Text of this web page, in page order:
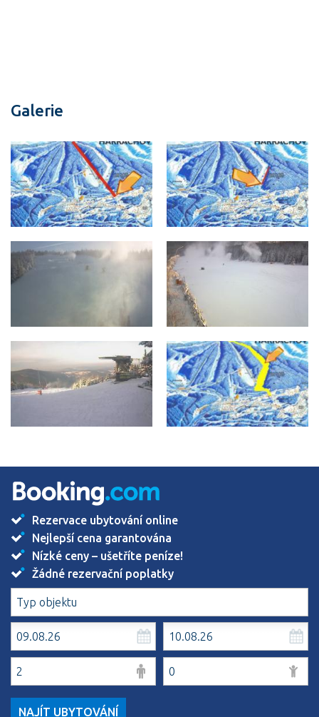
Galerie
Rezervace ubytování online
Nejlepší cena garantována
Nízké ceny – ušetříte peníze!
Žádné rezervační poplatky
NAJÍT UBYTOVÁNÍ